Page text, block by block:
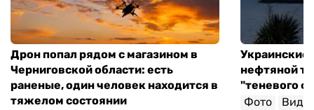
Дрон попал рядом с магазином в
Черниговской области: есть
раненые, один человек находится в
тяжелом состоянии
Украинские
нефтяной
"теневого
Фото